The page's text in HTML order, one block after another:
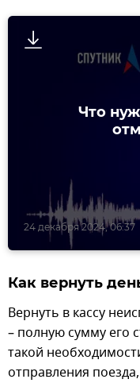
Что
24 декабря 2024, 06:37
Как вернуть
Вернуть в кассу
– полную сумму его
такой
отправления